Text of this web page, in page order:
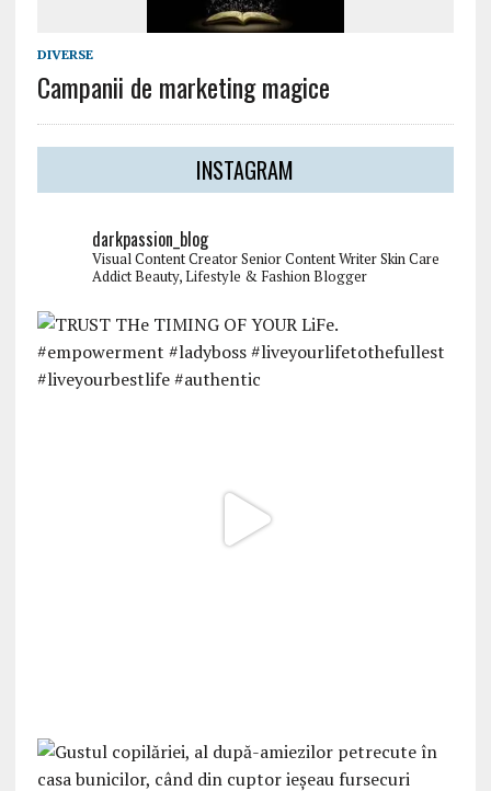
DIVERSE
Campanii de marketing magice
INSTAGRAM
darkpassion_blog
Visual Content CreatorSenior Content WriterSkin Care
AddictBeauty, Lifestyle & Fashion Blogger